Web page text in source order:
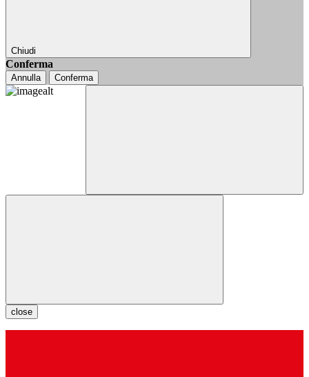
Chiudi
Conferma
Annulla Conferma
close